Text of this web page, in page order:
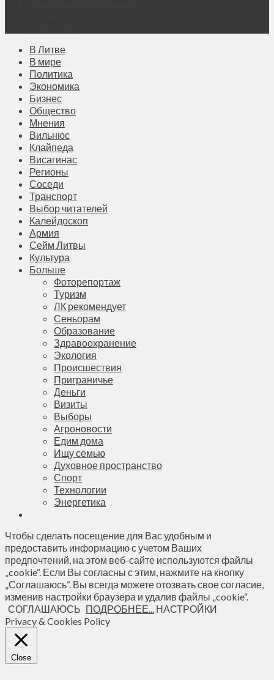
В Литве
В мире
Политика
Экономика
Бизнес
Общество
Мнения
Вильнюс
Клайпеда
Висагинас
Регионы
Соседи
Транспорт
Выбор читателей
Калейдоскоп
Армия
Сейм Литвы
Культура
Больше
Фоторепортаж
Туризм
ЛК рекомендует
Сеньорам
Образование
Здравоохранение
Экология
Происшествия
Приграничье
Деньги
Визиты
Выборы
Агроновости
Едим дома
Ищу семью
Духовное пространство
Спорт
Технологии
Энергетика
Чтобы сделать посещение для Вас удобным и
предоставить информацию с учетом Ваших
предпочтений, на этом веб-сайте используются файлы
„cookie“. Если Вы согласны с этим, нажмите на кнопку
„Соглашаюсь“. Вы всегда можете отозвать свое согласие,
изменив настройки браузера и удалив файлы „cookie“.
СОГЛАШАЮСЬ ПОДРОБНЕЕ... НАСТРОЙКИ
Privacy & Cookies Policy
Close